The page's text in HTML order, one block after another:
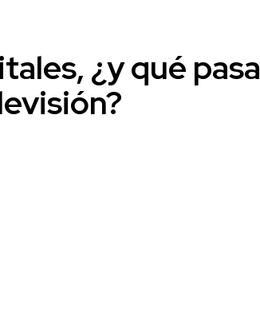
¿y qué pasa